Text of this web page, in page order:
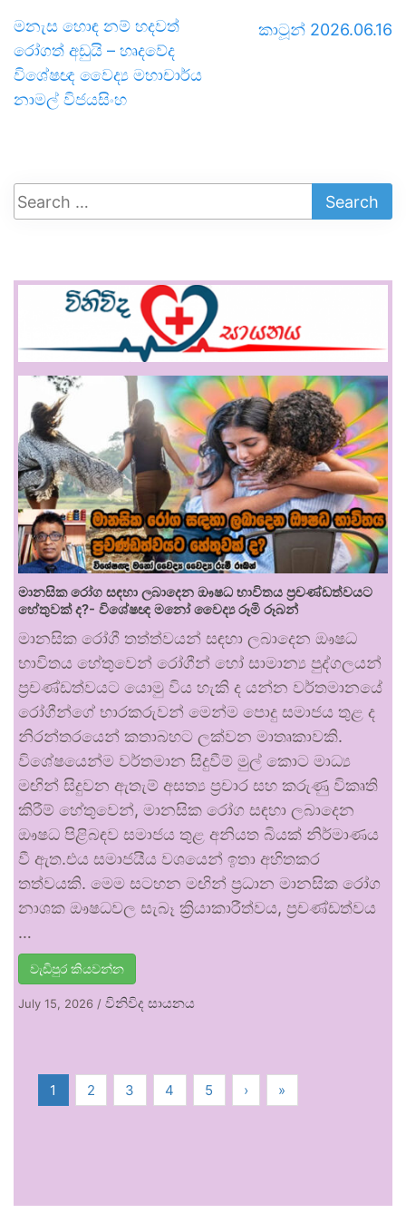
මනැස හොඳ නම් හදවත්
රෝගත් අඩුයි – හෘදවේද
විශේෂඥ වෛද්‍ය මහාචාර්ය
නාමල් විජයසිංහ
කාටූන් 2026.06.16
මානසික රෝග සඳහා ලබාදෙන ඖෂධ භාවිතය ප්‍රචණ්ඩත්වයට
හේතුවක් ද?- විශේෂඥ මනෝ වෛද්‍ය රූමි රූබන්
මානසික රෝගී තත්ත්වයන් සඳහා ලබාදෙන ඖෂධ
භාවිතය හේතුවෙන් රෝගීන් හෝ සාමාන්‍ය පුද්ගලයන්
ප්‍රචණ්ඩත්වයට යොමු විය හැකි ද යන්න වර්තමානයේ
රෝගීන්ගේ භාරකරුවන් මෙන්ම පොදු සමාජය තුළ ද
නිරන්තරයෙන් කතාබහට ලක්වන මාතෘකාවකි.
විශේෂයෙන්ම වර්තමාන සිදුවීම් මුල් කොට මාධ්‍ය
මඟින් සිදුවන ඇතැම් අසත්‍ය ප්‍රචාර සහ කරුණු විකෘති
කිරීම් හේතුවෙන්, මානසික රෝග සඳහා ලබාදෙන
ඖෂධ පිළිබඳව සමාජය තුළ අනියත බියක් නිර්මාණය
වී ඇත.එය සමාජයීය වශයෙන් ඉතා අහිතකර
තත්වයකි. මෙම සටහන මඟින් ප්‍රධාන මානසික රෝග
නාශක ඖෂධවල සැබෑ ක්‍රියාකාරීත්වය, ප්‍රචණ්ඩත්වය
…
වැඩිපුර කියවන්න
July 15, 2026 / විනිවිද සායනය
1 2 3 4 5 › »